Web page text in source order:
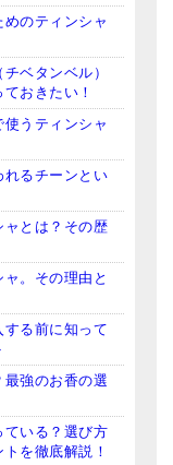
のティンシャ
ベタンベル）
おきたい！
使うティンシャ
れるチーンとい
ャとは？その歴
。その理由と
する前に知って
強のお香の選
ている？選び方
を徹底解説！